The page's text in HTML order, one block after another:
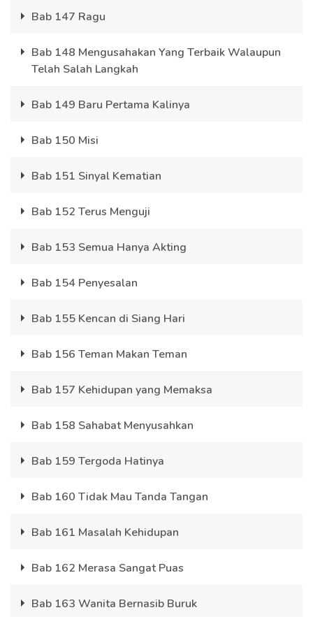
Bab 147 Ragu
Bab 148 Mengusahakan Yang Terbaik Walaupun
Telah Salah Langkah
Bab 149 Baru Pertama Kalinya
Bab 150 Misi
Bab 151 Sinyal Kematian
Bab 152 Terus Menguji
Bab 153 Semua Hanya Akting
Bab 154 Penyesalan
Bab 155 Kencan di Siang Hari
Bab 156 Teman Makan Teman
Bab 157 Kehidupan yang Memaksa
Bab 158 Sahabat Menyusahkan
Bab 159 Tergoda Hatinya
Bab 160 Tidak Mau Tanda Tangan
Bab 161 Masalah Kehidupan
Bab 162 Merasa Sangat Puas
Bab 163 Wanita Bernasib Buruk